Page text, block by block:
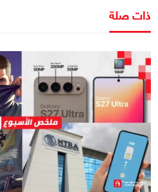
ذات صلة